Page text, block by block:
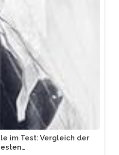
im Test: Vergleich der